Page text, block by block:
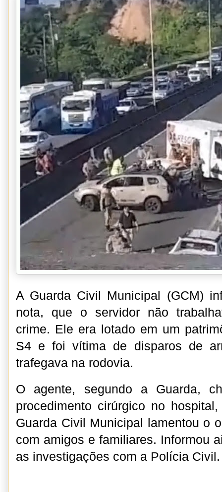
A Guarda Civil Municipal (GCM)
nota, que o servidor não
crime. Ele era lotado em um
S4 e foi vítima de disparos de
trafegava na rodovia.
O agente, segundo a Guarda,
procedimento cirúrgico no
Guarda Civil Municipal lamentou o
com amigos e familiares. Informou
as investigações com a Polícia Civil.